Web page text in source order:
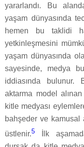
yararlandı. Bu
yaşam dünyasında
hemen bu taklidi
yetkinleşmesini
yaşam dünyasında
sayesinde, medya
iddiasında
aktarma model
kitle medyası
bahşeder ve kamusal
üstlenir.5 İlk